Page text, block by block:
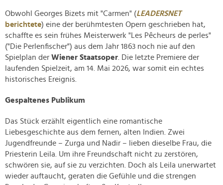
Obwohl Georges Bizets mit "Carmen" (LEADERSNET
berichtete) eine der berühmtesten Opern geschrieben hat,
schaffte es sein frühes Meisterwerk "Les Pêcheurs de perles"
("Die Perlenfischer") aus dem Jahr 1863 noch nie auf den
Spielplan der Wiener Staatsoper . Die letzte Premiere der
laufenden Spielzeit, am 14. Mai 2026, war somit ein echtes
historisches Ereignis.
Gespaltenes Publikum
Das Stück erzählt eigentlich eine romantische
Liebesgeschichte aus dem fernen, alten Indien. Zwei
Jugendfreunde – Zurga und Nadir – lieben dieselbe Frau, die
Priesterin Leila. Um ihre Freundschaft nicht zu zerstören,
schwören sie, auf sie zu verzichten. Doch als Leila unerwartet
wieder auftaucht, geraten die Gefühle und die strengen